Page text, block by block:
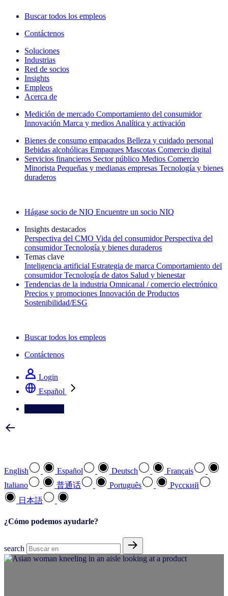
Buscar todos los empleos
Contáctenos
Soluciones
Industrias
Red de socios
Insights
Empleos
Acerca de
Medición de mercado Comportamiento del consumidor
Innovación Marca y medios Analítica y activación
Bienes de consumo empacados Belleza y cuidado personal
Bebidas alcohólicas Empaques Mascotas Comercio digital
Servicios financieros Sector público Medios Comercio
Minorista Pequeñas y medianas empresas Tecnología y bienes
duraderos
Hágase socio de NIQ Encuentre un socio NIQ
Insights destacados
Perspectiva del CMO Vida del consumidor Perspectiva del
consumidor Tecnología y bienes duraderos
Temas clave
Inteligencia artificial Estrategia de marca Comportamiento del
consumidor Tecnología de datos Salud y bienestar
Tendencias de la industria Omnicanal / comercio electrónico
Precios y promociones Innovación de Productos
Sostenibilidad/ESG
Buscar todos los empleos
Contáctenos
Login
Español
English Español Deutsch
Français
Italiano
普通话 Português
Pусский
日本語
¿Cómo podemos ayudarle?
search